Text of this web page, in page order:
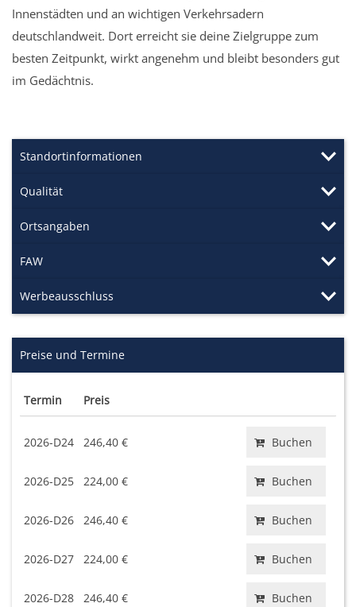
Innenstädten und an wichtigen Verkehrsadern
deutschlandweit. Dort erreicht sie deine Zielgruppe zum
besten Zeitpunkt, wirkt angenehm und bleibt besonders gut
im Gedächtnis.
Standortinformationen
Qualität
Ortsangaben
FAW
Werbeausschluss
Preise und Termine
Termin Preis
2026-D24 246,40 € Buchen
2026-D25 224,00 € Buchen
2026-D26 246,40 € Buchen
2026-D27 224,00 € Buchen
2026-D28 246,40 € Buchen